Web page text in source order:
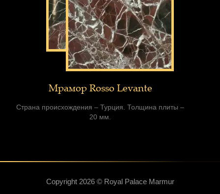
Мрамор Rosso Levante
Страна происхождения – Турция. Толщина плиты –
20 мм.
Copyright 2026 © Royal Palace Marmur